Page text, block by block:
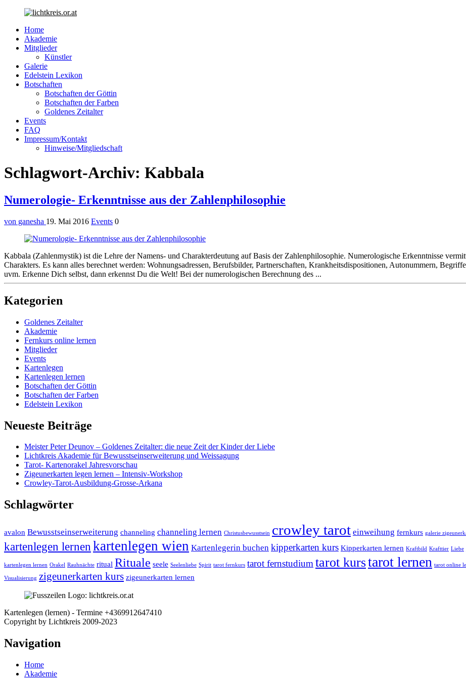
Suche
Home
Akademie
Mitglieder
Künstler
Galerie
Edelstein Lexikon
Botschaften
Botschaften der Göttin
Botschaften der Farben
Goldenes Zeitalter
Events
FAQ
Impressum/Kontakt
Hinweise/Mitgliedschaft
Schlagwort-Archiv: Kabbala
Numerologie- Erkenntnisse aus der Zahlenphilosophie
von ganesha 19. Mai 2016 Events 0
Kabbala (Zahlenmystik) ist die Lehre der Namens- und Charakterdeutung auf Basis der Zahlenphilosophie. Numerologische Erkenntnisse
Charakters. Es kann alles berechnet werden: Wohnungsadressen, Berufsbilder, Partnerschaften, Krankheitsdispositionen, Autonummern,
uvm. Erkenne Dich selbst, dann erkennst Du die Welt! Bei der numerologischen Berechnung des ...
Seitenleiste
Kategorien
Goldenes Zeitalter
Akademie
Fernkurs online lernen
Mitglieder
Events
Kartenlegen
Kartenlegen lernen
Botschaften der Göttin
Botschaften der Farben
Edelstein Lexikon
Neueste Beiträge
Meister Peter Deunov – Goldenes Zeitalter: die neue Zeit der Kinder der Liebe
Lichtkreis Akademie für Bewusstseinserweiterung und Weissagung
Tarot- Kartenorakel Jahresvorschau
Zigeunerkarten legen lernen – Intensiv-Workshop
Crowley-Tarot-Ausbildung-Grosse-Arkana
Schlagwörter
avalon Bewusstseinserweiterung channeling channeling lernen Christusbewusstsein crowley tarot einweihung fernkurs galerie
kartenlegen lernen kartenlegen wien Kartenlegerin buchen kipperkarten kurs Kipperkarten lernen Kraftbild Krafttier Liebe
kartenlegen lernen Orakel Rauhnächte ritual Rituale seele Seelenliebe Spirit tarot fernkurs tarot fernstudiumtarot kurstarot lernen tarot online
Visualisierung zigeunerkarten kurs zigeunerkarten lernen
Kartenlegen (lernen) - Termine +4369912647410
Facebook
Nach
Copyright by Lichtkreis 2009-2023
Navigation
Home
Akademie